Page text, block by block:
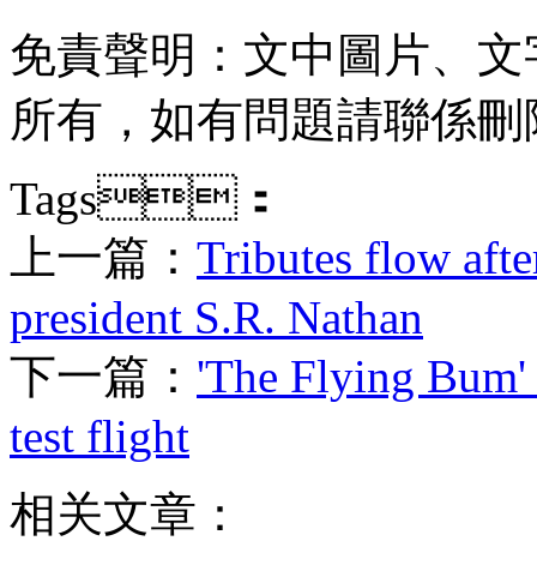
免責聲明：文中圖片
所有，如有問題請聯係刪除
Tags：
上一篇： Tributes flow
president S.R. Nathan
下一篇： 'The Flying Bum'
test flight
相关文章：